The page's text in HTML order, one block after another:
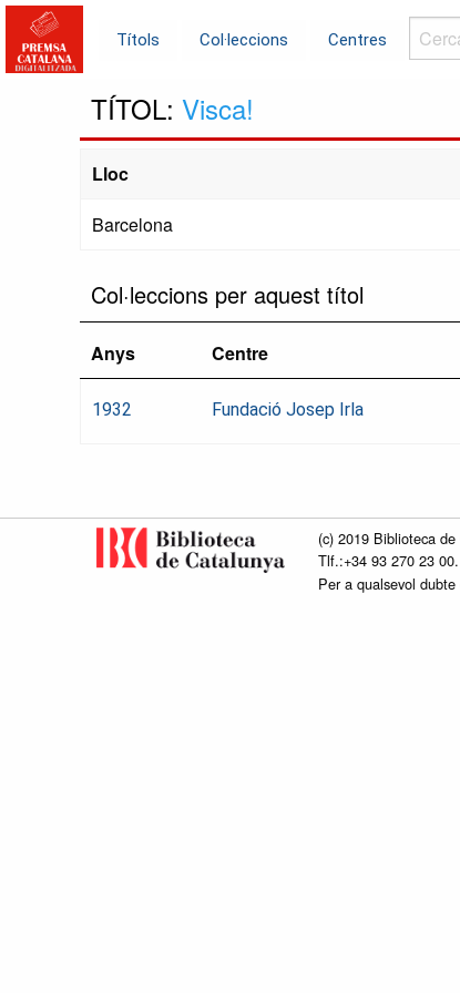
Títols Col·leccions Centres
Cercar
Títols...
TÍTOL: Visca!
Lloc
Barcelona
Col·leccions per aquest títol
Anys Centre
1932 Fundació Josep Irla
(c) 2019 Biblioteca
Tlf.:+34 93 270 23
Per a qualsevol